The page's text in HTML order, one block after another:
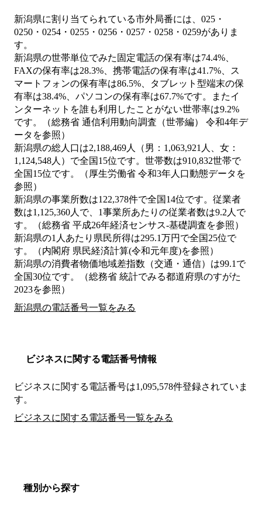
新潟県に割り当てられている市外局番には、025・
0250・0254・0255・0256・0257・0258・0259がありま
す。
新潟県の世帯単位でみた固定電話の保有率は74.4%、
FAXの保有率は28.3%、携帯電話の保有率は41.7%、ス
マートフォンの保有率は86.5%、タブレット型端末の保
有率は38.4%、パソコンの保有率は67.7%です。またイ
ンターネットを誰も利用したことがない世帯率は9.2%
です。（総務省 通信利用動向調査（世帯編） 令和4年デ
ータを参照）
新潟県の総人口は2,188,469人（男：1,063,921人、女：
1,124,548人）で全国15位です。世帯数は910,832世帯で
全国15位です。（厚生労働省 令和3年人口動態データを
参照）
新潟県の事業所数は122,378件で全国14位です。従業者
数は1,125,360人で、1事業所あたりの従業者数は9.2人で
す。（総務省 平成26年経済センサス‐基礎調査を参照）
新潟県の1人あたり県民所得は295.1万円で全国25位で
す。（内閣府 県民経済計算(令和元年度)を参照）
新潟県の消費者物価地域差指数（交通・通信）は99.1で
全国30位です。（総務省 統計でみる都道府県のすがた
2023を参照）
新潟県の電話番号一覧をみる
ビジネスに関する電話番号情報
ビジネスに関する電話番号は1,095,578件登録されていま
す。
ビジネスに関する電話番号一覧をみる
種別から探す